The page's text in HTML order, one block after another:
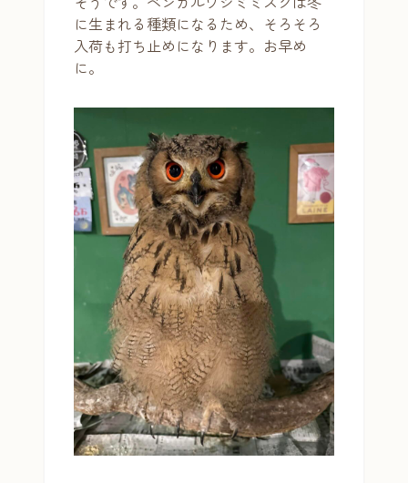
に生まれる種類になるため、そろそろ
入荷も打ち止めになります。お早め
に。